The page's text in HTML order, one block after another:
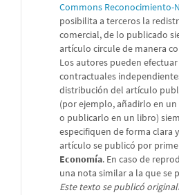
Commons Reconocimiento-
posibilita a terceros la
comercial, de lo publicado
artículo circule de manera
Los autores pueden
contractuales
distribución del artículo
(por ejemplo, añadirlo en
o publicarlo en un libro)
especifiquen de forma clara
artículo se publicó por
Economía. En caso de
una nota similar a la que se
Este texto se publicó